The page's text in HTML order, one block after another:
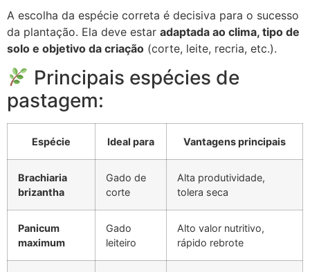
A escolha da espécie correta é decisiva para o sucesso
da plantação. Ela deve estar adaptada ao clima, tipo de
solo e objetivo da criação (corte, leite, recria, etc.).
Principais espécies de
pastagem:
Espécie Ideal para Vantagens principais
Brachiaria
brizantha
Gado de
corte
Alta produtividade,
tolera seca
Panicum
maximum
Gado
leiteiro
Alto valor nutritivo,
rápido rebrote